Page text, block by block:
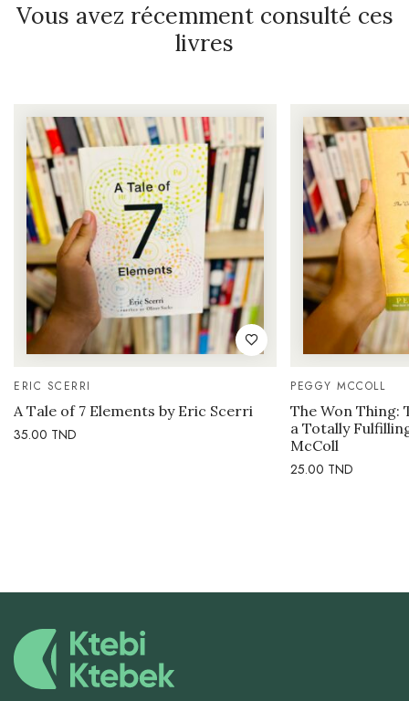
Vous avez récemment consulté ces
livres
ERIC SCERRI
A Tale of 7 Elements by Eric Scerri
35.00 TND
PEGGY MCCOLL
The Won Thing:
a Totally
McColl
25.00 TND